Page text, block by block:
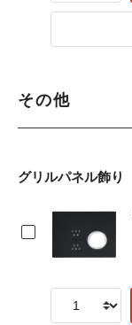
その他
グリルパネル飾り